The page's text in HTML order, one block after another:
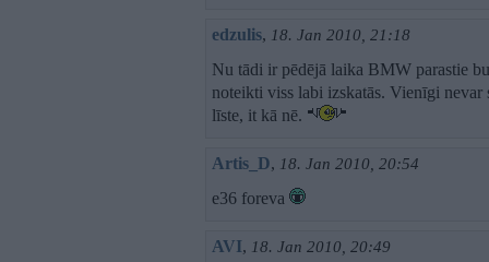
edzulis, 18. Jan 2010, 21:18
Nu tādi ir pēdējā laika BMW parastie
noteikti viss labi izskatās. Vienīgi nevar
līste, it kā nē.
Artis_D, 18. Jan 2010, 20:54
e36 foreva
AVI, 18. Jan 2010, 20:49